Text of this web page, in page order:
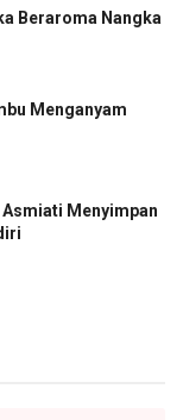
Beraroma Nangka
Menganyam
Asmiati Menyimpan